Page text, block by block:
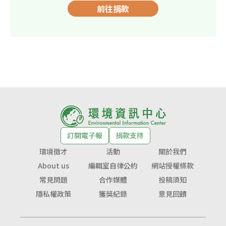
前往捐款
訂閱電子報
捐款支持
環境徵才
活動
關於我們
About us
編輯室自律公約
網站授權條款
常見問題
合作媒體
投稿須知
隱私權政策
獲獎紀錄 意見回饋